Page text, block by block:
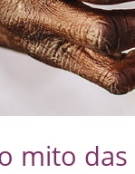
mito